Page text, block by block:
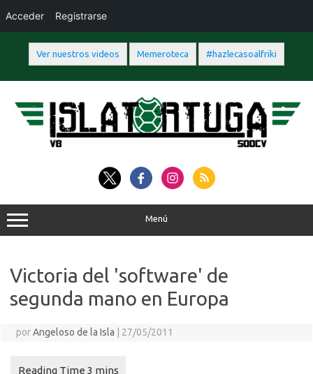
Ver nuestros videos Memeroteca #hazlecasoalfriki
contenido
Menú
Victoria del 'software' de
segunda mano en Europa
porAngeloso de la Isla 27/05/2011
Acceder Registrarse